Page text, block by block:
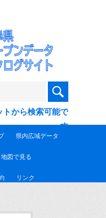
から検索可能で
す
県内広域データ
地図で見る
リンク